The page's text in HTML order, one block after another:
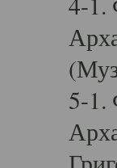
5-1.